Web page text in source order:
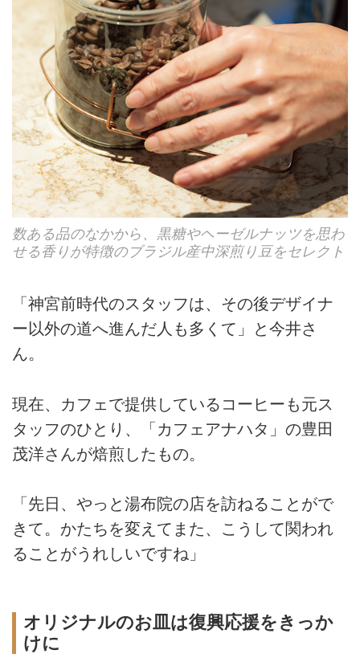
数ある品のなかから、黒糖やヘーゼルナッツを思わ
せる香りが特徴のブラジル産中深煎り豆をセレクト
「神宮前時代のスタッフは、その後デザイナ
ー以外の道へ進んだ人も多くて」と今井さ
ん。
現在、カフェで提供しているコーヒーも元ス
タッフのひとり、「カフェアナハタ」の豊田
茂洋さんが焙煎したもの。
「先日、やっと湯布院の店を訪ねることがで
きて。かたちを変えてまた、こうして関われ
ることがうれしいですね」
オリジナルのお皿は復興応援をきっか
けに